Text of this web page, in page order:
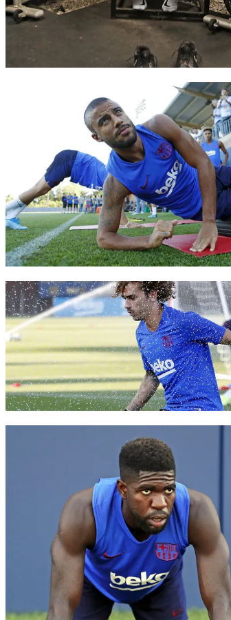
FC Barcelona club badge